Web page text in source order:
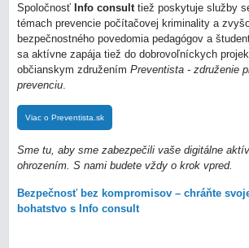
Spoločnosť Info consulttiež poskytuje služby
témach prevencie počítačovej kriminality a
bezpečnostného povedomia pedagógov a
sa aktívne zapája tiež do dobrovoľníckych
občianskym združením Preventista - združenie
prevenciu.
Viac o Preventista.sk
Sme tu, aby sme zabezpečili vaše digitálne
ohrozením. S nami budete vždy o krok vpred.
Bezpečnosť bez kompromisov – chráňte
bohatstvo s Info consult